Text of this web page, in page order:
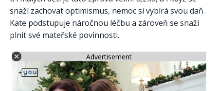
snaží zachovat optimismus, nemoc si vybírá svou daň.
Kate podstupuje náročnou léčbu a zároveň se snaží
plnit své mateřské povinnosti.
Advertisement